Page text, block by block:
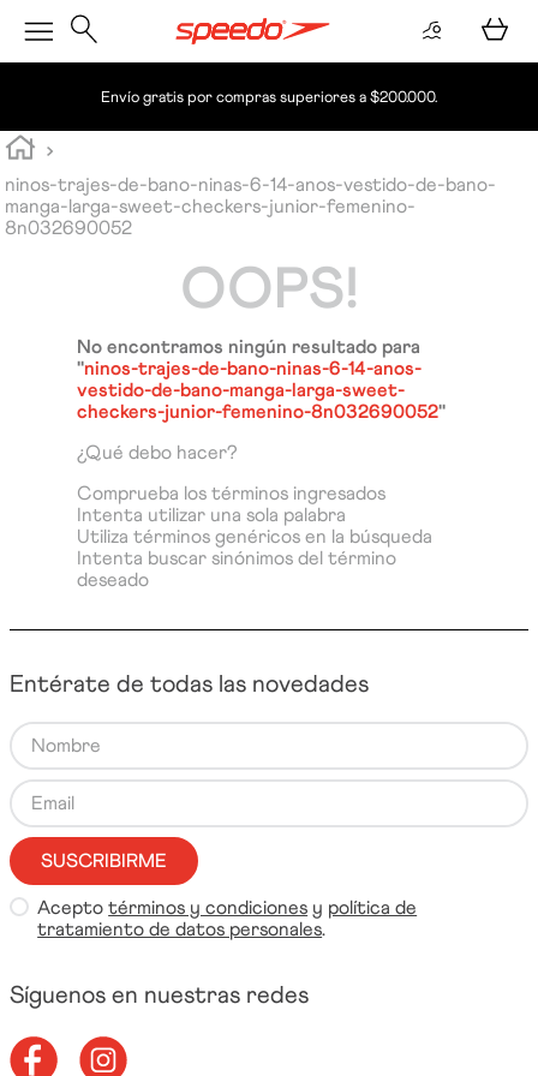
Envío gratis por compras superiores a $200.000.
ninos-trajes-de-bano-ninas-6-14-anos-vestido-de-bano-
manga-larga-sweet-checkers-junior-femenino-
8n032690052
OOPS!
No encontramos ningún resultado para
"ninos-trajes-de-bano-ninas-6-14-anos-
vestido-de-bano-manga-larga-sweet-
checkers-junior-femenino-8n032690052"
¿Qué debo hacer?
Comprueba los términos ingresados
Intenta utilizar una sola palabra
Utiliza términos genéricos en la búsqueda
Intenta buscar sinónimos del término
deseado
Entérate de todas las novedades
SUSCRIBIRME
Aceptotérminos y condiciones y política de
tratamiento de datos personales.
Síguenos en nuestras redes